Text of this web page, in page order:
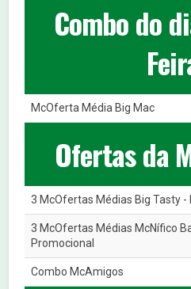
Combo do
McOferta Média Big Mac
Ofertas da
3 McOfertas Médias Big Tasty -
3 McOfertas Médias McNífico
Promocional
Combo McAmigos